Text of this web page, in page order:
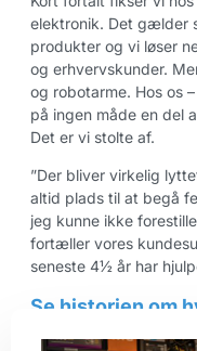
elektronik. Det gælder
produkter og vi løser
og erhvervskunder.
og robotarme. Hos os
på ingen måde en del
Det er vi stolte af.
”Der bliver virkelig
altid plads til at begå
jeg kunne ikke
fortæller vores
seneste 4½ år har
Se historien om